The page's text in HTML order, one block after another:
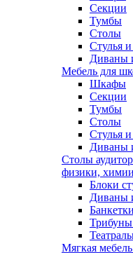
Секции
Тумбы
Столы
Стулья и
Диваны
Мебель для
Шкафы
Секции
Тумбы
Столы
Стулья и
Диваны
Столы
физики,
Блоки
Диваны
Банкетки
Мягкая